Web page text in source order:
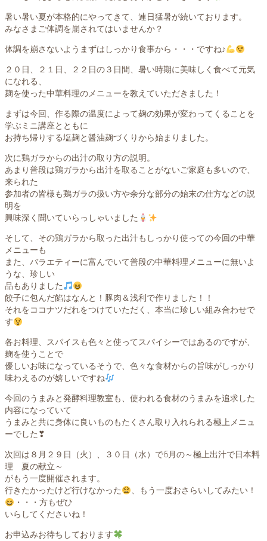
暑い暑い夏が本格的にやってきて、連日猛暑が続いております。
みなさまご体調を崩されてはいませんか？
体調を崩さないようまずはしっかり食事から・・・ですね♪
２０日、２１日、２２日の３日間、暑い時期に美味しく食べて元気
になれる、
麹を使った中華料理のメニューを教えていただきました！
まずは今回、作る際の温度によって麹の効果が変わってくることを
学ぶミニ講座とともに
お持ち帰りする塩麹と醤油麹づくりから始まりました。
次に鶏ガラからの出汁の取り方の説明。
あまり普段は鶏ガラから出汁を取ることがないご家庭も多いので、
来られた
参加者の皆様も鶏ガラの扱い方や余分な部分の始末の仕方などの説
明を
興味深く聞いていらっしゃいました
そして、その鶏ガラから取った出汁もしっかり使っての今回の中華
メニューも
また、バラエティーに富んでいて普段の中華料理メニューに無いよ
うな、珍しい
品もありました
餃子に包んだ餡はなんと！豚肉＆浅利で作りました！！
それをココナツだれをつけていただく、本当に珍しい組み合わせで
す
各お料理、スパイスも色々と使ってスパイシーではあるのですが、
麹を使うことで
優しいお味になっているそうで、色々な食材からの旨味がしっかり
味わえるのが嬉しいですね
今回のうまみと発酵料理教室も、使われる食材のうまみを追求した
内容になっていて
うまみと共に身体に良いものもたくさん取り入れられる極上メニュ
ーでした❣
次回は８月２９日（火）、３０日（水）で6月の～極上出汁で日本料
理 夏の献立～
がもう一度開催されます。
行きたかったけど行けなかった
、もう一度おさらいしてみたい！
・・・方もぜひ
いらしてくださいね！
お申込みお待ちしております